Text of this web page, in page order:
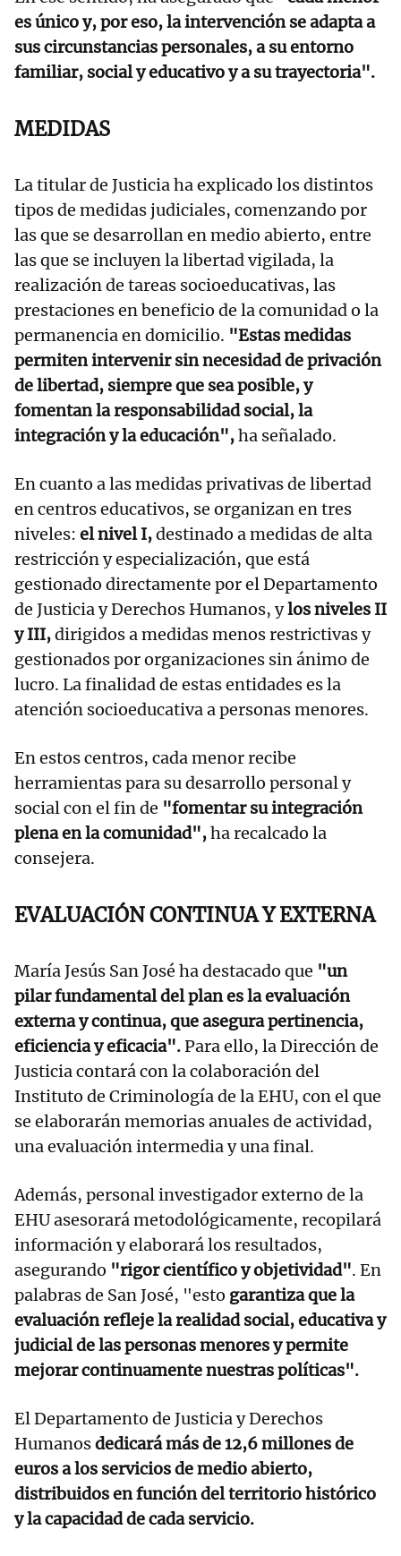
es único y, por eso, la intervención se adapta a
sus circunstancias personales, a su entorno
familiar, social y educativo y a su trayectoria".
MEDIDAS
La titular de Justicia ha explicado los distintos
tipos de medidas judiciales, comenzando por
las que se desarrollan en medio abierto, entre
las que se incluyen la libertad vigilada, la
realización de tareas socioeducativas, las
prestaciones en beneficio de la comunidad o la
permanencia en domicilio. "Estas medidas
permiten intervenir sin necesidad de privación
de libertad, siempre que sea posible, y
fomentan la responsabilidad social, la
integración y la educación",ha señalado.
En cuanto a las medidas privativas de libertad
en centros educativos, se organizan en tres
niveles: el nivel I,destinado a medidas de alta
restricción y especialización, que está
gestionado directamente por el Departamento
de Justicia y Derechos Humanos, ylos niveles II
y III,dirigidos a medidas menos restrictivas y
gestionados por organizaciones sin ánimo de
lucro. La finalidad de estas entidades es la
atención socioeducativa a personas menores.
En estos centros, cada menor recibe
herramientas para su desarrollo personal y
social con el fin de "fomentar su integración
plena en la comunidad",ha recalcado la
consejera.
EVALUACIÓN CONTINUA Y EXTERNA
María Jesús San José ha destacado que "un
pilar fundamental del plan es la evaluación
externa y continua, que asegura pertinencia,
eficiencia y eficacia".Para ello, la Dirección de
Justicia contará con la colaboración del
Instituto de Criminología de la EHU, con el que
se elaborarán memorias anuales de actividad,
una evaluación intermedia y una final.
Además, personal investigador externo de la
EHU asesorará metodológicamente, recopilará
información y elaborará los resultados,
asegurando "rigor científico y objetividad". En
palabras de San José, "esto garantiza que la
evaluación refleje la realidad social, educativa y
judicial de las personas menores y permite
mejorar continuamente nuestras políticas".
El Departamento de Justicia y Derechos
Humanosdedicará más de 12,6 millones de
euros a los servicios de medio abierto,
distribuidos en función del territorio histórico
y la capacidad de cada servicio.